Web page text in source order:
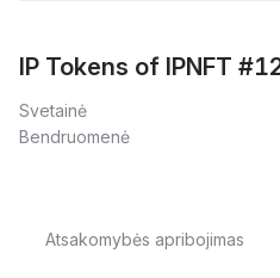
IP Tokens of IPNFT
Svetainė
Bendruomenė
Atsakomybės apribojimas